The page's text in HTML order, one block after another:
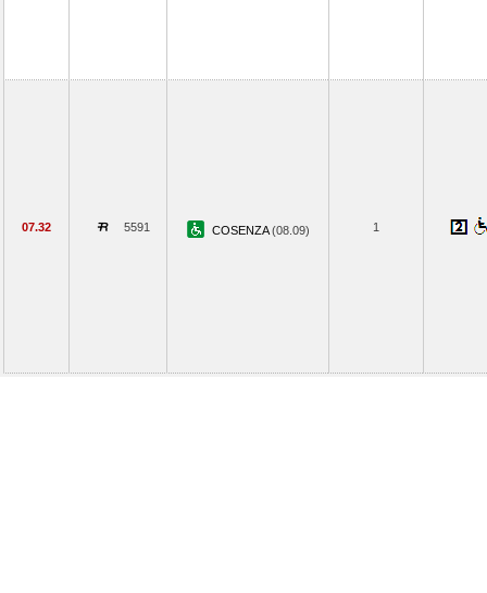
07.32 5591 COSENZA(08.09) 1